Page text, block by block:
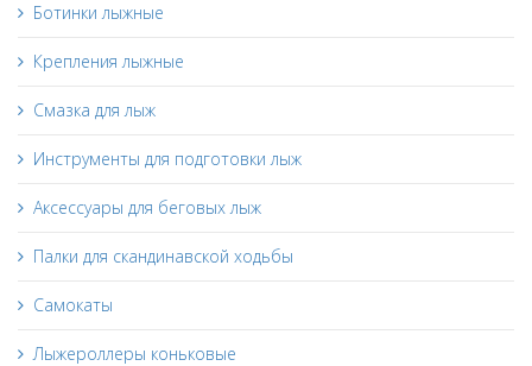
Ботинки лыжные
Крепления лыжные
Смазка для лыж
Инструменты для подготовки лыж
Аксессуары для беговых лыж
Палки для скандинавской ходьбы
Самокаты
Лыжероллеры коньковые